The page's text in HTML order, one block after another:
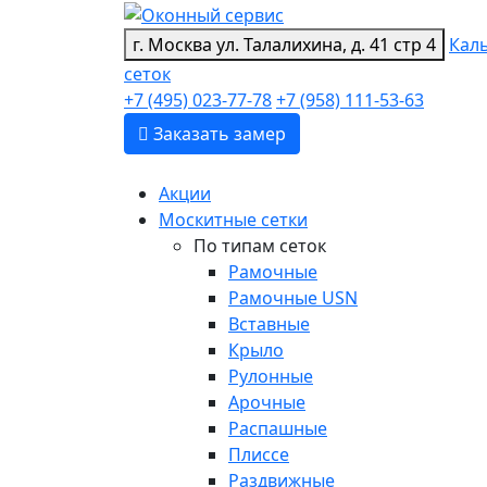
г. Москва ул. Талалихина, д. 41 стр 4
сеток
+7 (495) 023-77-78+7 (958) 111-53-63
Заказать замер
Акции
Москитные сетки
По типам сеток
Рамочные
Рамочные USN
Вставные
Крыло
Рулонные
Арочные
Распашные
Плиссе
Раздвижные